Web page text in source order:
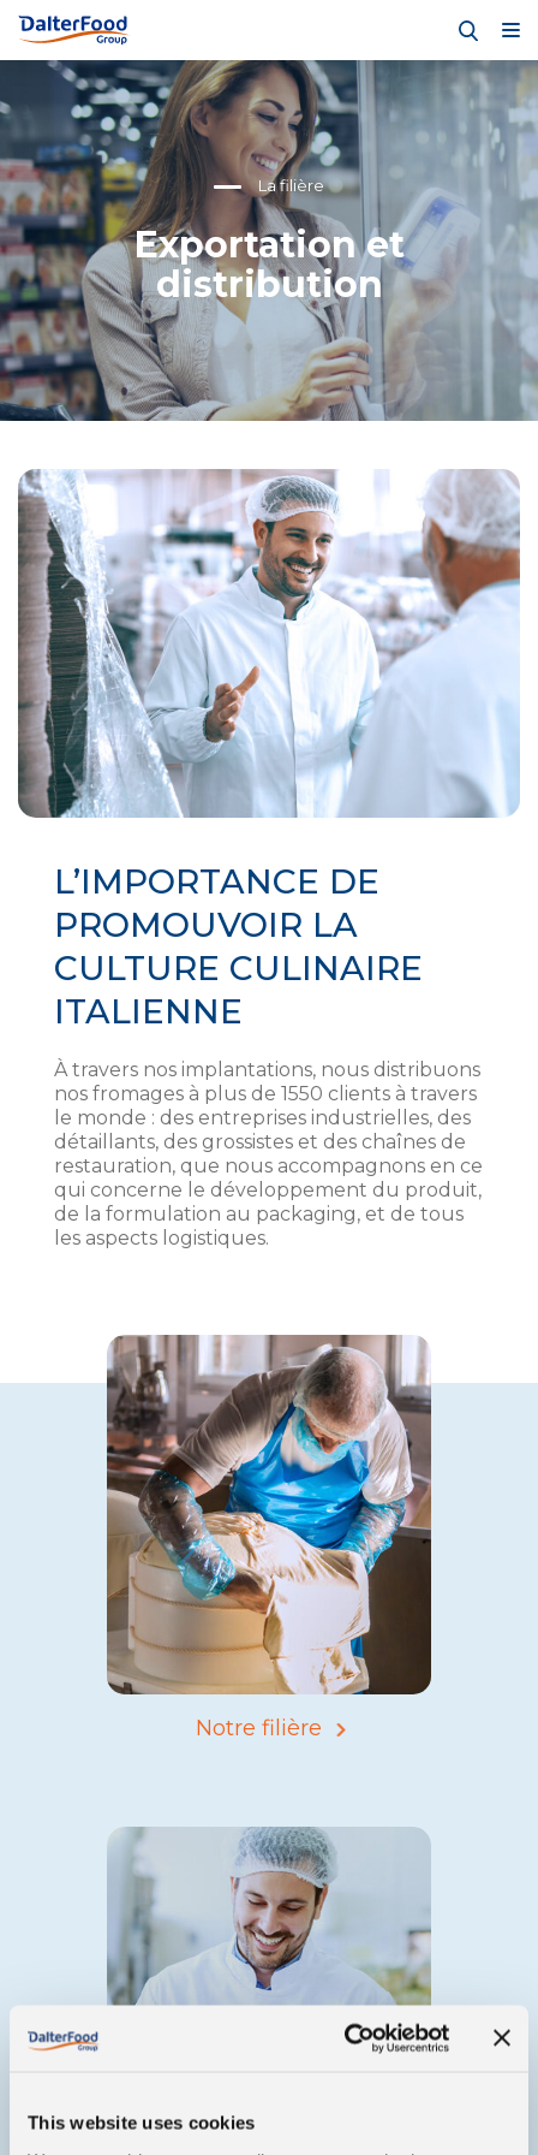
This website uses cookies
Exportation et
distribution
La filière
L’IMPORTANCE DE
PROMOUVOIR LA
CULTURE CULINAIRE
ITALIENNE
À travers nos implantations, nous distribuons
nos fromages à plus de 1550 clients à travers
le monde : des entreprises industrielles, des
détaillants, des grossistes et des chaînes de
restauration, que nous accompagnons en ce
qui concerne le développement du produit,
de la formulation au packaging, et de tous
les aspects logistiques.
Notre filière